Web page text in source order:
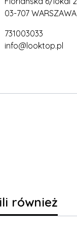
03-707
731003033
info@looktop.pl
również